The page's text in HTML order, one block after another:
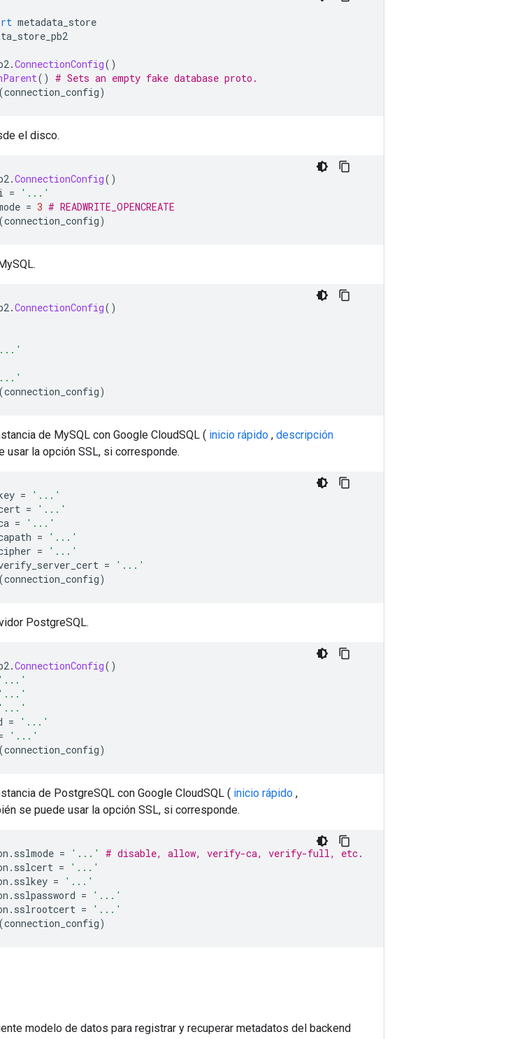
metadata_store
.ConnectionConfig()
() # Sets an empty fake database proto.
(connection_config)
el disco.
.ConnectionConfig()
=
'...'
= 3 # READWRITE_OPENCREATE
(connection_config)
.ConnectionConfig()
(connection_config)
de MySQL con Google CloudSQL ( inicio rápido , descripción
usar la opción SSL, si corresponde.
=
'...'
=
'...'
=
'...'
=
'...'
=
'...'
=
'...'
(connection_config)
PostgreSQL.
.ConnectionConfig()
'...'
'...'
'...'
=
'...'
'...'
(connection_config)
de PostgreSQL con Google CloudSQL ( inicio rápido ,
se puede usar la opción SSL, si corresponde.
. sslmode = '...'
# disable, allow, verify-ca, verify-full, etc.
. sslcert =
'...'
. sslkey =
'...'
. sslpassword =
'...'
. sslrootcert =
'...'
(connection_config)
modelo de datos para registrar y recuperar metadatos del backend